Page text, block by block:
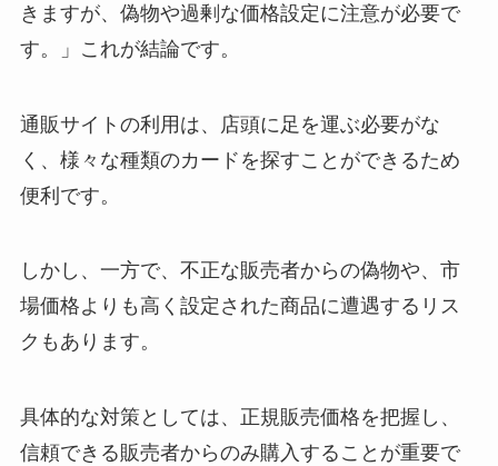
きますが、偽物や過剰な価格設定に注意が必要で
す。」これが結論です。
通販サイトの利用は、店頭に足を運ぶ必要がな
く、様々な種類のカードを探すことができるため
便利です。
しかし、一方で、不正な販売者からの偽物や、市
場価格よりも高く設定された商品に遭遇するリス
クもあります。
具体的な対策としては、正規販売価格を把握し、
信頼できる販売者からのみ購入することが重要で